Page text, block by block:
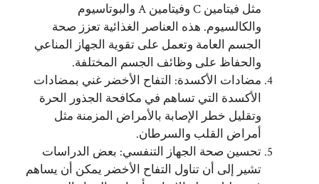
مثل فيتامين C وفيتامين A والبوتاسيوم
والكالسيوم. هذه العناصر الغذائية تعزز صحة
الجسم العامة وتعمل على تقوية الجهاز المناعي
والحفاظ على وظائف الجسم المختلفة.
مضادات الأكسدة: التفاح الأخضر غني بمضادات
الأكسدة التي تساهم في مكافحة الجذور الحرة
وتقليل خطر الإصابة بالأمراض المزمنة مثل
أمراض القلب والسرطان.
تحسين صحة الجهاز التنفسي: بعض الدراسات
تشير إلى أن تناول التفاح الأخضر يمكن أن يساهم